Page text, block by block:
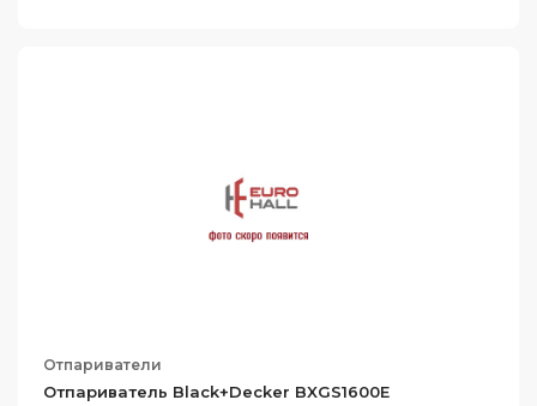
Отпариватели
Отпариватель Black+Decker BXGS1600E